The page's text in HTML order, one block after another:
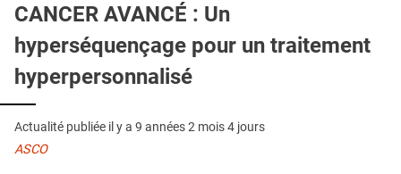
CRÉDITS
CANCER AVANCÉ : Un
hyperséquençage pour un traitement
hyperpersonnalisé
Actualité publiée il y a 9 années 2 mois 4 jours
ASCO